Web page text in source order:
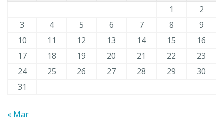
1
2
3
4 5 6 7 8
9
10
11 12 13 14 15
16
17
18 19 20 21 22
23
24
25 26 27 28 29
30
31
« Mar